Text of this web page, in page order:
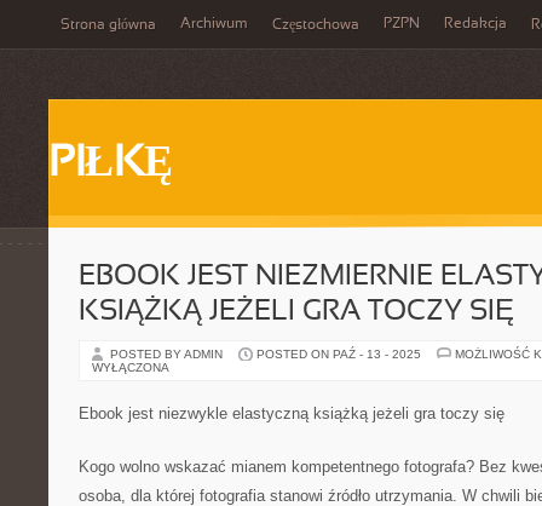
Strona główna Archiwum Częstochowa PZPN Redakcja
PIŁKĘ
EBOOK JEST NIEZMIERNIE
KSIĄŻKĄ JEŻELI GRA TOCZY SIĘ
POSTED BY ADMIN POSTED ON PAŹ - 13 - 2025
MOŻLIWOŚĆ
WYŁĄCZONA
Ebook jest niezwykle elastyczną książką jeżeli gra toczy się
Kogo wolno wskazać mianem kompetentnego fotografa? Bez
osoba, dla której fotografia stanowi źródło utrzymania. W chwili